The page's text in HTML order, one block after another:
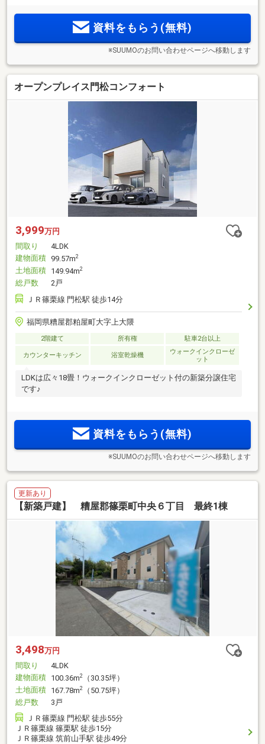
資料をもらう(無料)
※SUUMOのお問い合わせページへ移動します
オープンプレイス門松コンフォート
3,999万円
間取り
4LDK
建物面積 99.57m2
土地面積 149.94m2
総戸数
2戸
ＪＲ篠栗線 門松駅 徒歩14分
福岡県糟屋郡粕屋町大字上大隈
2階建て 所有権 駐車2台以上
カウンターキッチン 浴室乾燥機
ウォークインクローゼ
ット
LDKは広々18畳！ウォークインクローゼット付の新築分譲住宅
です♪
資料をもらう(無料)
※SUUMOのお問い合わせページへ移動します
更新あり
【新築戸建】 糟屋郡篠栗町中央６丁目 最終1棟
3,498万円
間取り
4LDK
建物面積 100.36m2
（30.35坪）
土地面積 167.78m2
（50.75坪）
総戸数
3戸
ＪＲ篠栗線 門松駅 徒歩55分
ＪＲ篠栗線 篠栗駅 徒歩15分
ＪＲ篠栗線 筑前山手駅 徒歩49分